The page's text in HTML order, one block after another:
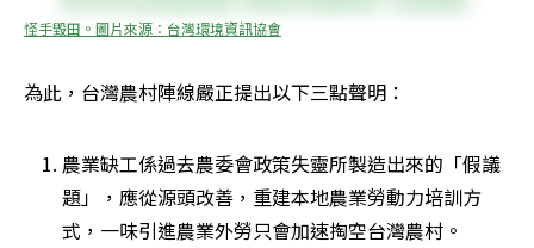
怪手毀田。圖片來源：台灣環境資訊協會
為此，台灣農村陣線嚴正提出以下三點聲明：
農業缺工係過去農委會政策失靈所製造出來的「假議
題」，應從源頭改善，重建本地農業勞動力培訓方
式，一味引進農業外勞只會加速掏空台灣農村。